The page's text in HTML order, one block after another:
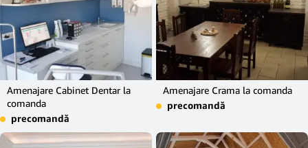
Amenajare Cabinet Dentar la
comanda
precomandă
Amenajare Crama la comanda
precomandă